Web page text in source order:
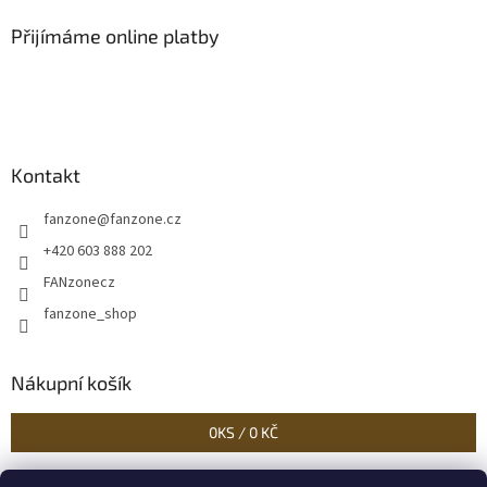
Přijímáme online platby
Kontakt
fanzone@fanzone.cz
+420 603 888 202
FANzonecz
fanzone_shop
Nákupní košík
0KS / 0 KČ